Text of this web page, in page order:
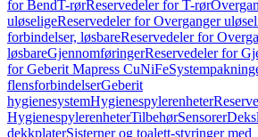
for BendT-rørReservedeler for T-rør
uløseligeReservedeler for Overganger
forbindelser, løsbareReservedeler for
løsbareGjennomføringerReservedeler for
for Geberit Mapress CuNiFe
flensforbindelserGeberit
hygienesystemHygienespylerenheter
HygienespylerenheterTilbehørSensorer
dekkplaterSisterner og toalett-styringer med